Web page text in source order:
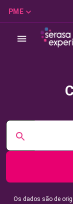
PME
Os dados são de